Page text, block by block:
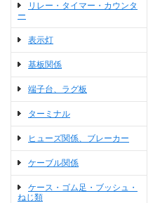
リレー・タイマー・カウンタ
ー
表示灯
基板関係
端子台、ラグ板
ターミナル
ヒューズ関係、ブレーカー
ケーブル関係
ケース・ゴム足・ブッシュ・
ねじ類